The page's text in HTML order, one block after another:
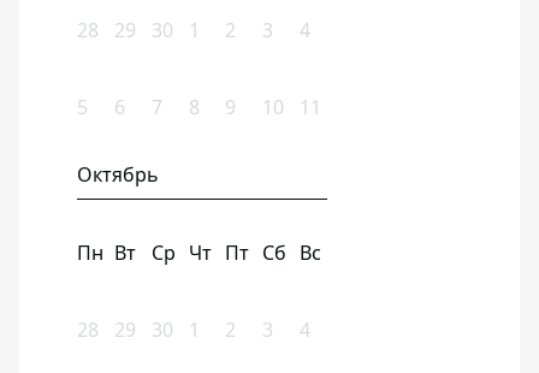
28 29 30 1 2 3 4
5 6 7 8 9 10 11
Октябрь
Пн Вт Ср Чт Пт Сб Вс
28 29 30 1 2 3 4